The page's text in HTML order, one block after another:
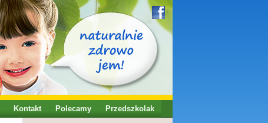
Kontakt Polecamy Przedszkolak